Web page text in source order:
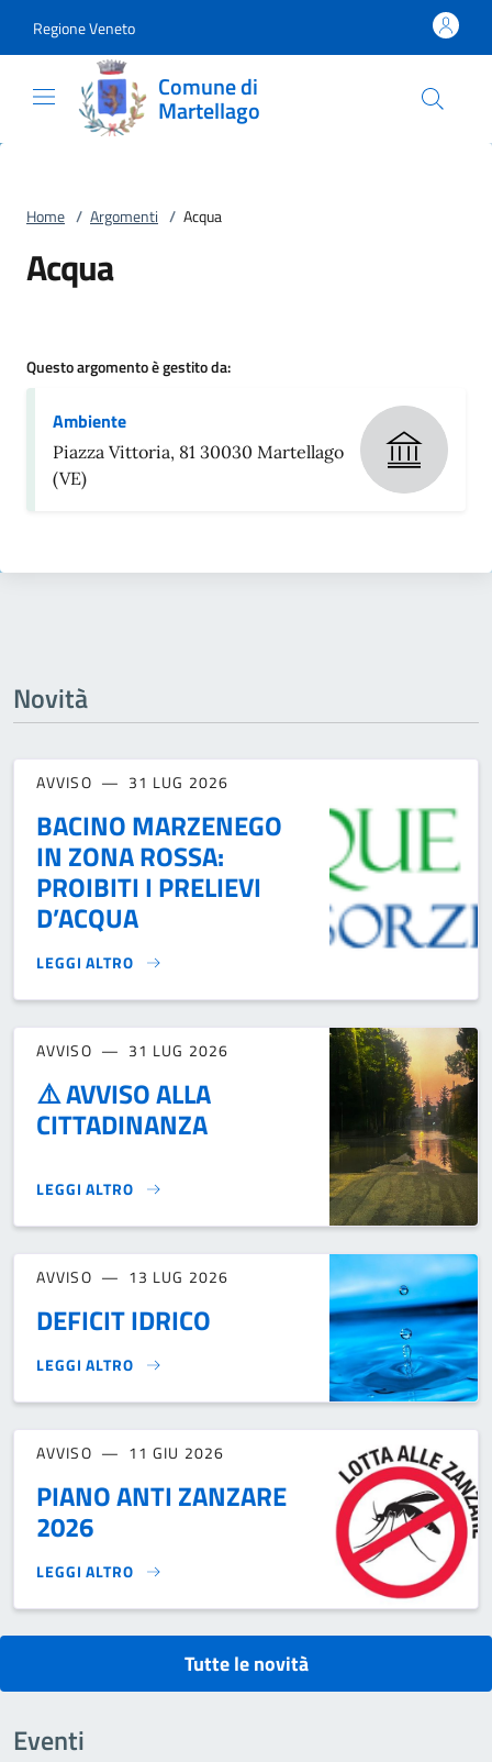
Regione Veneto
Comune di
Martellago
Home / Argomenti / Acqua
Acqua
Questo argomento è gestito da:
Ambiente
Piazza Vittoria, 81 30030 Martellago
(VE)
Novità
AVVISO 31 LUG 2026
BACINO MARZENEGO
IN ZONA ROSSA:
PROIBITI I PRELIEVI
D’ACQUA
LEGGI ALTRO
BACINO MARZENEGO IN ZONA ROSSA: PROIBITI I PRELIEVI
AVVISO 31 LUG 2026
⚠️ AVVISO ALLA
CITTADINANZA
LEGGI ALTRO
⚠️ AVVISO ALLA CITTADINANZA}
AVVISO 13 LUG 2026
DEFICIT IDRICO
LEGGI ALTRO
DEFICIT IDRICO}
AVVISO 11 GIU 2026
PIANO ANTI ZANZARE
2026
LEGGI ALTRO
PIANO ANTI ZANZARE 2026}
Tutte le novità
Eventi